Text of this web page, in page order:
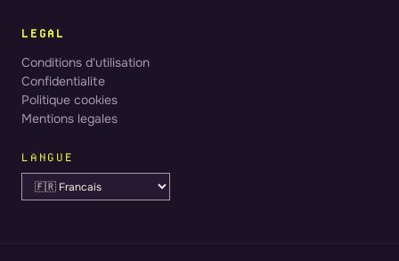
LEGAL
Conditions d'utilisation
Confidentialite
Politique cookies
Mentions legales
LANGUE